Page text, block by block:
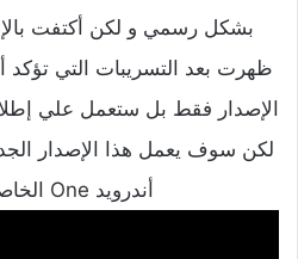
بشكل رسمي و لكن أكتفت
ظهرت بعد التسريبات التي تؤكد
الإصدار فقط بل ستعمل علي
لكن سوف يعمل هذا الإصدار
أندرويد One الخاصة بجوجل .